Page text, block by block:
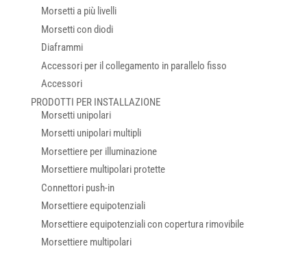
Morsetti a più livelli
Morsetti con diodi
Diaframmi
Accessori per il collegamento in parallelo fisso
Accessori
PRODOTTI PER INSTALLAZIONE
Morsetti unipolari
Morsetti unipolari multipli
Morsettiere per illuminazione
Morsettiere multipolari protette
Connettori push-in
Morsettiere equipotenziali
Morsettiere equipotenziali con copertura rimovibile
Morsettiere multipolari